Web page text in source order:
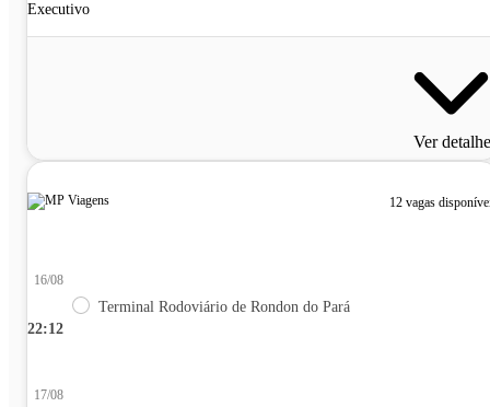
Executivo
Ver
12 vagas
22:12
16/08
Terminal Rodoviário de Rondon do Pará
17/08